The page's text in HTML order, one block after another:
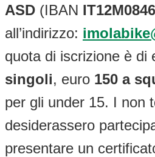
ASD (IBAN
all’indirizzo:
quota di iscrizione è di
singoli, euro 150 a
per gli under 15. I non
desiderassero
presentare un